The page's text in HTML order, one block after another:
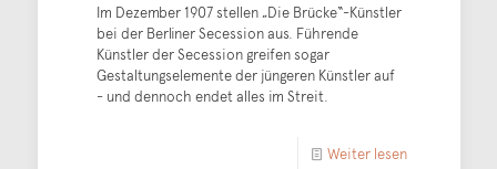
Im Dezember 1907 stellen „Die Brücke“-Künstler
bei der Berliner Secession aus. Führende
Künstler der Secession greifen sogar
Gestaltungselemente der jüngeren Künstler auf
- und dennoch endet alles im Streit.
Weiter lesen